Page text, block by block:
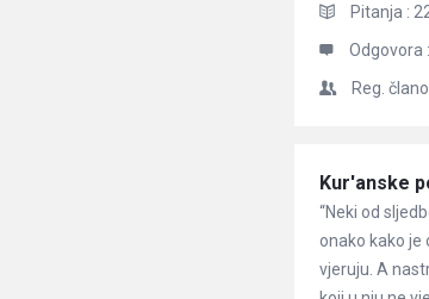
Pitanja :
Odgovora :
Reg.
Članci
Kur'anske
“Neki od
onako kako je
vjeruju. A